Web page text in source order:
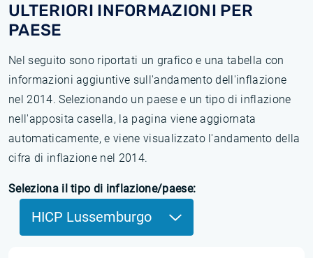
ULTERIORI INFORMAZIONI PER
PAESE
Nel seguito sono riportati un grafico e una tabella con
informazioni aggiuntive sull'andamento dell'inflazione
nel 2014. Selezionando un paese e un tipo di inflazione
nell'apposita casella, la pagina viene aggiornata
automaticamente, e viene visualizzato l'andamento della
cifra di inflazione nel 2014.
Seleziona il tipo di inflazione/paese:
HICP Lussemburgo